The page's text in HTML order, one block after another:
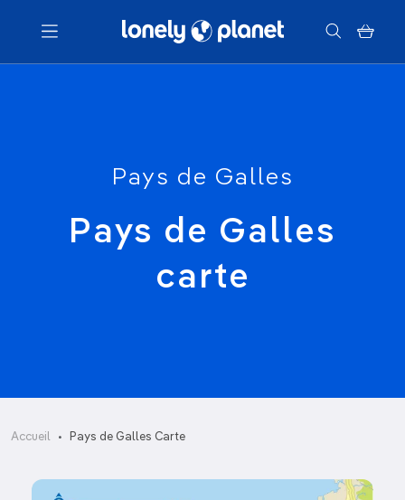
Menu
Pays de Galles
Pays de Galles
carte
Accueil Pays de Galles Carte